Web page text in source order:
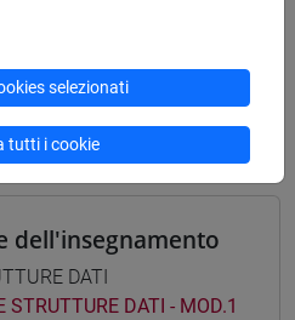
DATI - MOD.2
dell'insegnamento
DATI
STRUTTURE DATI - MOD.1
selezionati
tutti i cookie